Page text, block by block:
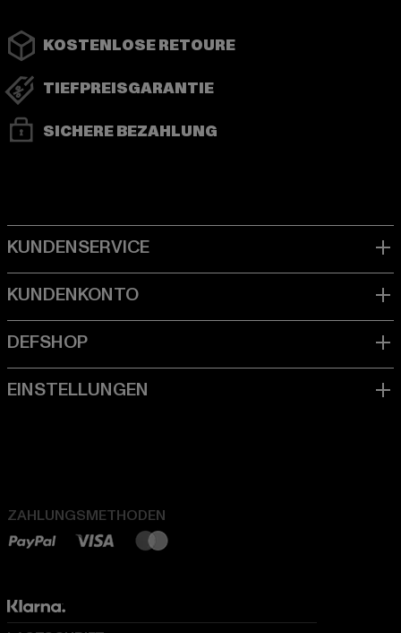
KOSTENLOSE RETOURE
TIEFPREISGARANTIE
SICHERE BEZAHLUNG
ZAHLUNGSMETHODEN